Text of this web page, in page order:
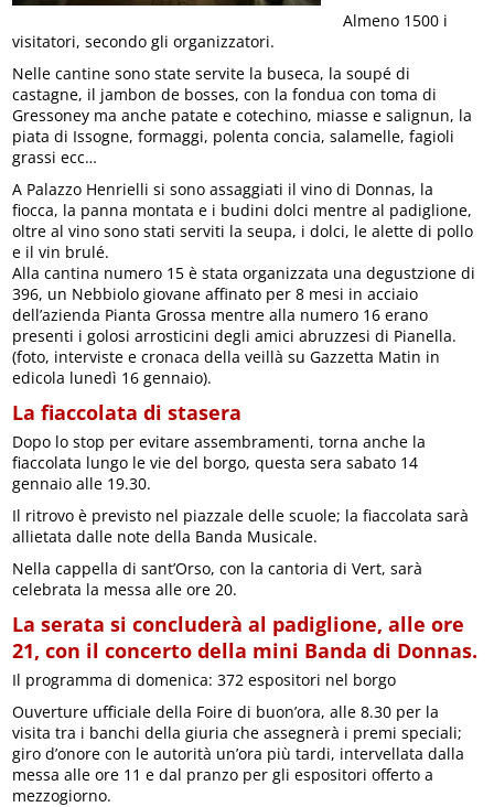
Almeno 1500 i
visitatori, secondo gli organizzatori.
Nelle cantine sono state servite la buseca, la soupé di
castagne, il jambon de bosses, con la fondua con toma di
Gressoney ma anche patate e cotechino, miasse e salignun, la
piata di Issogne, formaggi, polenta concia, salamelle, fagioli
grassi ecc…
A Palazzo Henrielli si sono assaggiati il vino di Donnas, la
fiocca, la panna montata e i budini dolci mentre al padiglione,
oltre al vino sono stati serviti la seupa, i dolci, le alette di pollo
e il vin brulé.
Alla cantina numero 15 è stata organizzata una degustzione di
396, un Nebbiolo giovane affinato per 8 mesi in acciaio
dell’azienda Pianta Grossa mentre alla numero 16 erano
presenti i golosi arrosticini degli amici abruzzesi di Pianella.
(foto, interviste e cronaca della veillà su Gazzetta Matin in
edicola lunedì 16 gennaio).
La fiaccolata di stasera
Dopo lo stop per evitare assembramenti, torna anche la
fiaccolata lungo le vie del borgo, questa sera sabato 14
gennaio alle 19.30.
Il ritrovo è previsto nel piazzale delle scuole; la fiaccolata sarà
allietata dalle note della Banda Musicale.
Nella cappella di sant’Orso, con la cantoria di Vert, sarà
celebrata la messa alle ore 20.
La serata si concluderà al padiglione, alle ore
21, con il concerto della mini Banda di Donnas.
Il programma di domenica: 372 espositori nel borgo
Ouverture ufficiale della Foire di buon’ora, alle 8.30 per la
visita tra i banchi della giuria che assegnerà i premi speciali;
giro d’onore con le autorità un’ora più tardi, intervellata dalla
messa alle ore 11 e dal pranzo per gli espositori offerto a
mezzogiorno.